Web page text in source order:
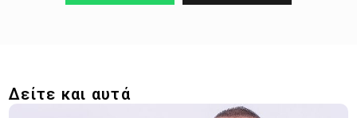
Δείτε και αυτά